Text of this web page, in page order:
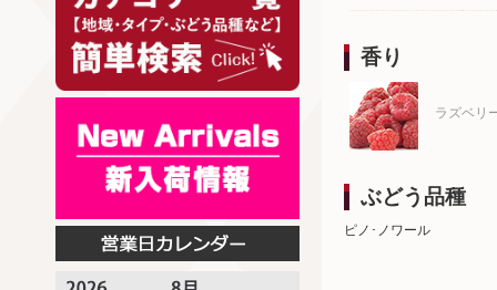
香り
ラズベリ
ぶどう品種
ピノ･ノワール